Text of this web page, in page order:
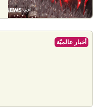
أخبار عالميّة